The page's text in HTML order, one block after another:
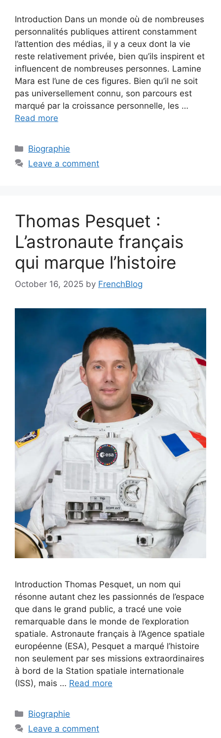
Introduction Dans un monde où de nombreuses
personnalités publiques attirent constamment
l’attention des médias, il y a ceux dont la vie
reste relativement privée, bien qu’ils inspirent et
influencent de nombreuses personnes. Lamine
Mara est l’une de ces figures. Bien qu’il ne soit
pas universellement connu, son parcours est
marqué par la croissance personnelle, les …
Read more
Categories
Biographie
Leave a comment
Thomas Pesquet :
L’astronaute français
qui marque l’histoire
October 16, 2025 by FrenchBlog
Introduction Thomas Pesquet, un nom qui
résonne autant chez les passionnés de l’espace
que dans le grand public, a tracé une voie
remarquable dans le monde de l’exploration
spatiale. Astronaute français à l’Agence spatiale
européenne (ESA), Pesquet a marqué l’histoire
non seulement par ses missions extraordinaires
à bord de la Station spatiale internationale
(ISS), mais … Read more
Categories
Biographie
Leave a comment